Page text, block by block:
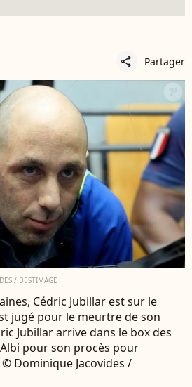
share Partager
/ BESTIMAGE
Cédric Jubillar est sur le
jugé pour le meurtre de son
Jubillar arrive dans le box des
pour son procès pour
Dominique Jacovides /